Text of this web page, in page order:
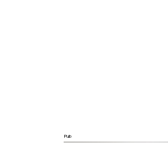
Pub